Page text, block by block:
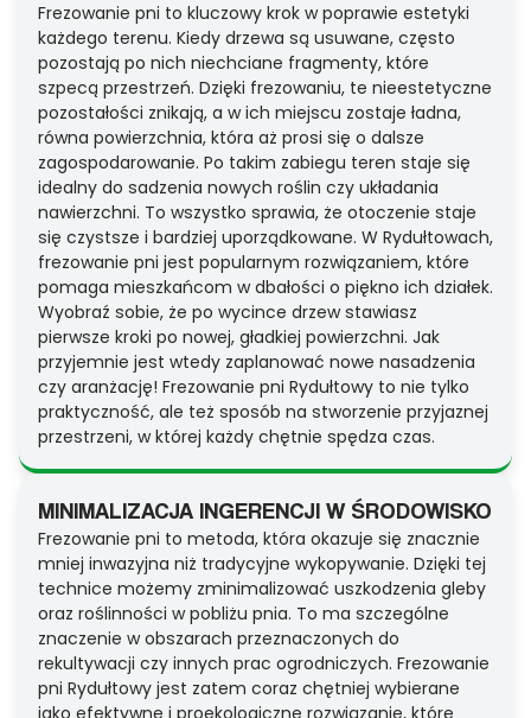
Frezowanie pni to kluczowy krok w poprawie estetyki
każdego terenu. Kiedy drzewa są usuwane, często
pozostają po nich niechciane fragmenty, które
szpecą przestrzeń. Dzięki frezowaniu, te nieestetyczne
pozostałości znikają, a w ich miejscu zostaje ładna,
równa powierzchnia, która aż prosi się o dalsze
zagospodarowanie. Po takim zabiegu teren staje się
idealny do sadzenia nowych roślin czy układania
nawierzchni. To wszystko sprawia, że otoczenie staje
się czystsze i bardziej uporządkowane. W Rydułtowach,
frezowanie pni jest popularnym rozwiązaniem, które
pomaga mieszkańcom w dbałości o piękno ich działek.
Wyobraź sobie, że po wycince drzew stawiasz
pierwsze kroki po nowej, gładkiej powierzchni. Jak
przyjemnie jest wtedy zaplanować nowe nasadzenia
czy aranżację! Frezowanie pni Rydułtowy to nie tylko
praktyczność, ale też sposób na stworzenie przyjaznej
przestrzeni, w której każdy chętnie spędza czas.
MINIMALIZACJA INGERENCJI W ŚRODOWISKO
Frezowanie pni to metoda, która okazuje się znacznie
mniej inwazyjna niż tradycyjne wykopywanie. Dzięki tej
technice możemy zminimalizować uszkodzenia gleby
oraz roślinności w pobliżu pnia. To ma szczególne
znaczenie w obszarach przeznaczonych do
rekultywacji czy innych prac ogrodniczych. Frezowanie
pni Rydułtowy jest zatem coraz chętniej wybierane